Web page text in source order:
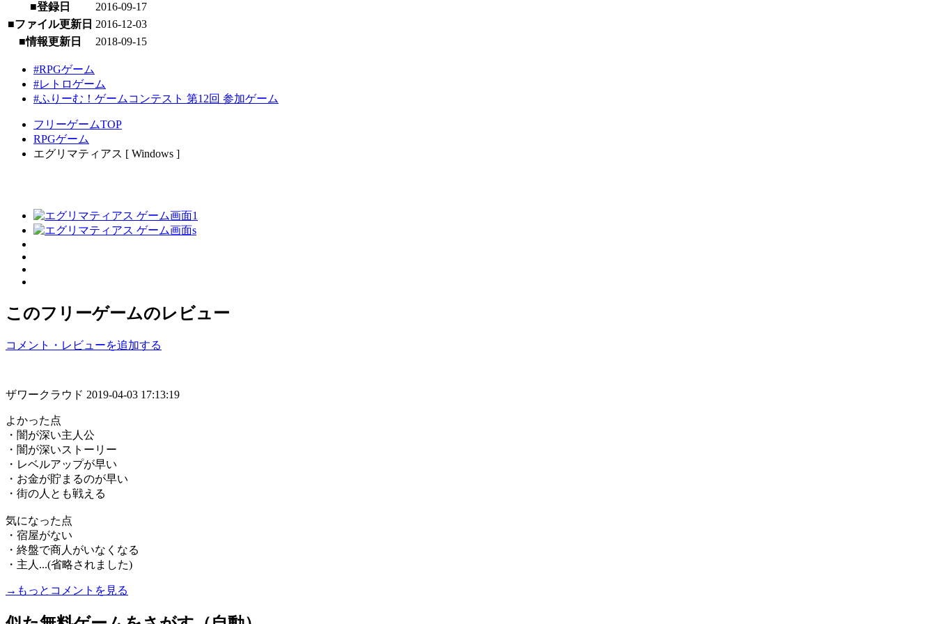
■登録日
2016-09-17
■ファイル更新日 2016-12-03
■情報更新日
2018-09-15
#RPGゲーム
#レトロゲーム
#ふりーむ！ゲームコンテスト 第12回 参加ゲーム
フリーゲームTOP
RPGゲーム
エグリマティアス [ Windows ]
このフリーゲームのレビュー
コメント・レビューを追加する
ザワークラウド 2019-04-03 17:13:19
よかった点
・闇が深い主人公
・闇が深いストーリー
・レベルアップが早い
・お金が貯まるのが早い
・街の人とも戦える
気になった点
・宿屋がない
・終盤で商人がいなくなる
・主人...(省略されました)
→もっとコメントを見る